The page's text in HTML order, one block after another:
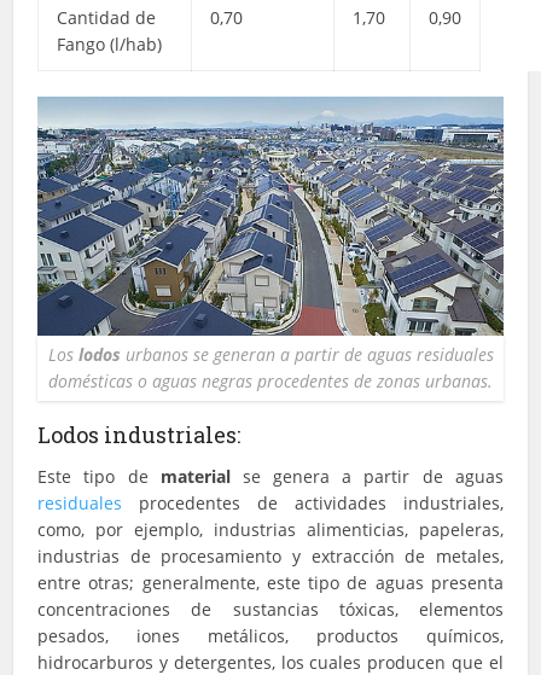
Cantidad de
Fango (l/hab)
0,70 1,70 0,90
Los lodos urbanos se generan a partir de aguas residuales
domésticas o aguas negras procedentes de zonas urbanas.
Lodos industriales:
Este tipo de material se genera a partir de aguas
residuales procedentes de actividades industriales,
como, por ejemplo, industrias alimenticias, papeleras,
industrias de procesamiento y extracción de metales,
entre otras; generalmente, este tipo de aguas presenta
concentraciones de sustancias tóxicas, elementos
pesados, iones metálicos, productos químicos,
hidrocarburos y detergentes, los cuales producen que el